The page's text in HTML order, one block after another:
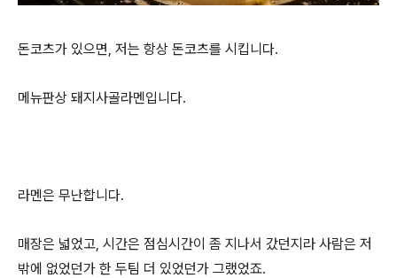
돈코츠가 있으면, 저는 항상 돈코츠를 시킵니다.
메뉴판상 돼지사골라멘입니다.
라멘은 무난합니다.
매장은 넓었고, 시간은 점심시간이 좀 지나서 갔던지라 사람은 저
밖에 없었던가 한 두팀 더 있었던가 그랬었죠.